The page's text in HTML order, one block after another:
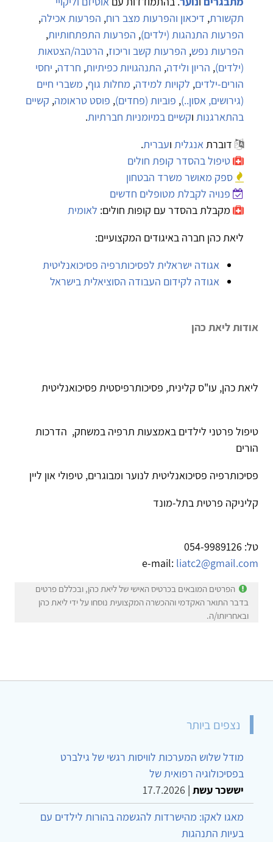
תקשורת, דיכאון והפרעות מצב רוח, הפרעות אכילה,
הפרעות התנהגות (ילדים), הפרעות התפתחותיות,
הפרעות נפש, הפרעות קשב וריכוז, הרטבה/הצטאות
(ילדים), הריון ולידה, התנהגויות כפיתיות, חרדה, יחסי
הורים-ילדים, לקויות למידה, מחלות גוף, משברי חיים
(גירושים, אסון..), פוביות (פחדים), פוסט טראומה, קשיים
בהתארגנות וקשיים במיומניות חברתיות.
דוברתאנגלית ועברית.
טיפול בהסדר קופת חולים
ספק מאושר משרד הבטחון
פנויה לקבלת מטופלים חדשים
מקבלת בהסדר עם קופות חולים: לאומית
ליאת כהן חברה באיגודים המקצועיים:
אגודה ישראלית לפסיכותרפיה פסיכואנליטית
אגודה לקידום העבודה הסוציאלית בישראל
אודות ליאת כהן
ליאת כהן, עו"ס קלינית, פסיכותרפיסטית פסיכואנליטית
טיפול פרטני לילדים באמצעות תרפיה במשחק, הדרכות
הורים
פסיכותרפיה פסיכואנליטית לנוער ומבוגרים, טיפולי און ליין
קליניקה פרטית בתל-מונד
טל: 054-9989126
e-mail: liatc2@gmail.com
הפרטים המובאים בכרטיס האישי של ליאת כהן, ובכללם פרטים
בדבר התואר האקדמי וההכשרה המקצועית נוסחו על ידי ליאת כהן
ובאחריותו/ה.
נצפים ביותר
מודל שלוש המערכות לוויסות רגשי של גילברט
בפסיכולוגיה רפואית של
יששכר עשת |
17.7.2026
מאגו לאקו: מהישרדות להגשמה בהורות לילדים עם
בעיות התנהגות